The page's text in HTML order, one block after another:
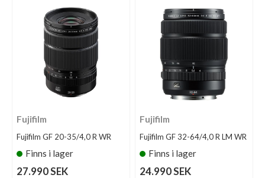
Fujifilm
Fujifilm GF 20-35/4,0 R WR
Finns i lager
27.990 SEK
Fujifilm
Fujifilm GF 32-64/4,0 R LM WR
Finns i lager
24.990 SEK